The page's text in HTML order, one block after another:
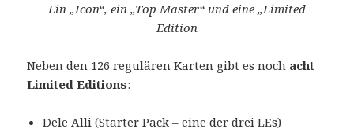
Ein „Icon“, ein „Top Master“ und eine „Limited
Edition
Neben den 126 regulären Karten gibt es noch acht
Limited Editions:
Dele Alli (Starter Pack – eine der drei LEs)